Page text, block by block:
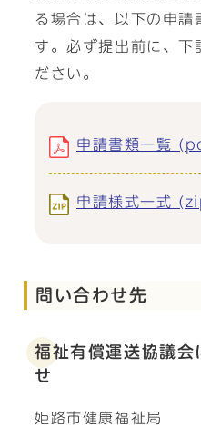
る場合は、以下の申請
す。必ず提出前に、下
ださい。
申請書類一覧
申請様式一式
問い合わせ先
福祉有償運送協議会
せ
姫路市健康福祉局